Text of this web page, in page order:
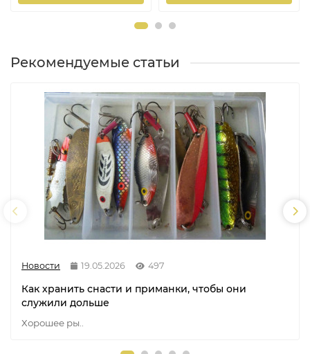
Рекомендуемые статьи
Новости 19.05.2026 497
Как хранить снасти и приманки, чтобы они
служили дольше
Хорошее ры..